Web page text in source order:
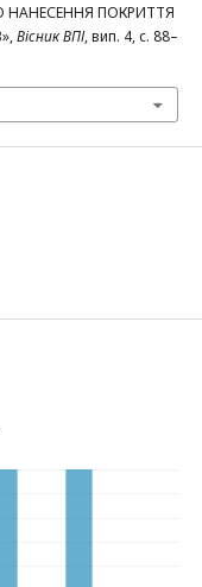
ПОКРИТТЯ
Вісник ВПІ, вип. 4, с. 88–